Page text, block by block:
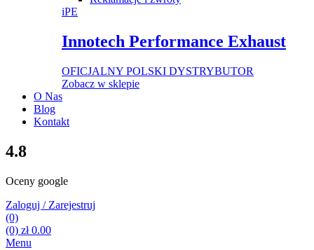
iPE
Innotech Performance Exhaust
OFICJALNY POLSKI DYSTRYBUTOR
Zobacz w sklepie
O Nas
Blog
Kontakt
4.8
Oceny google
Zaloguj / Zarejestruj
(0)
(0) zł0.00
Menu